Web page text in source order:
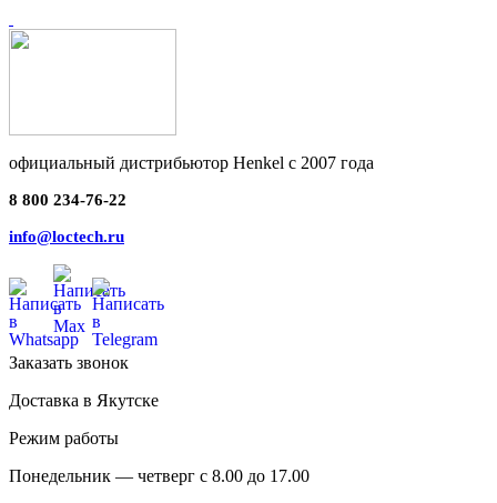
официальный дистрибьютор Henkel с 2007 года
8 800 234-76-22
info@loctech.ru
Заказать звонок
Доставка в Якутске
Режим работы
Понедельник — четверг с 8.00 до 17.00